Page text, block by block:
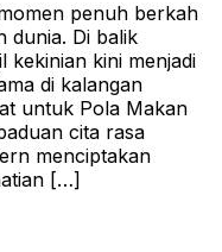
penuh berkah
dunia. Di balik
kekinian kini menjadi
di kalangan
untuk Pola Makan
cita rasa
menciptakan
[…]